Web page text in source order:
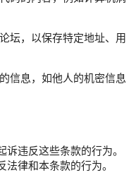
坛，以保存特定地址、用
信息，如他人的机密信息
违反这些条款的行为。
律和本条款的行为。